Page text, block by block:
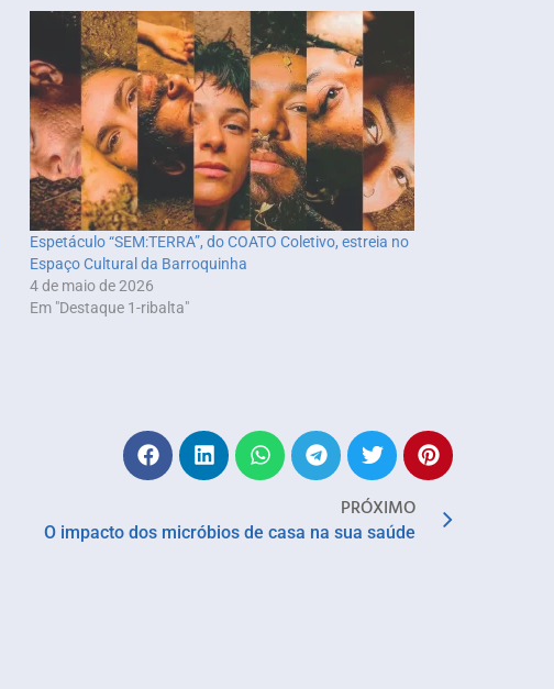
Espetáculo “SEM:TERRA”, do COATO Coletivo, estreia no
Espaço Cultural da Barroquinha
4 de maio de 2026
Em "Destaque 1-ribalta"
PRÓXIMO
O impacto dos micróbios de casa na sua saúde